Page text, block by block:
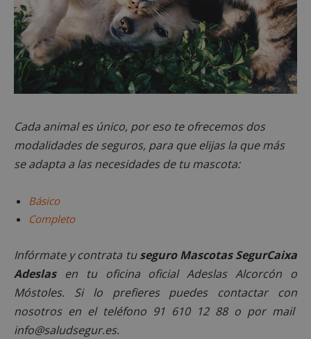
Cada animal es único, por eso te ofrecemos dos
modalidades de seguros, para que elijas la que más
se adapta a las necesidades de tu mascota:
Básico
Completo
Infórmate y contrata tuseguro Mascotas SegurCaixa
Adeslasen tu oficina oficial Adeslas Alcorcón o
Móstoles. Si lo prefieres puedes contactar con
nosotros en el teléfono 91 610 12 88 o por mail
info@saludsegur.es.